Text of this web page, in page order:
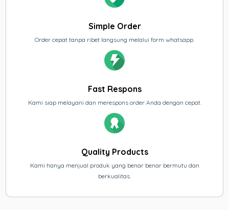
Simple Order
Order cepat tanpa ribet langsung melalui form whatsapp.
Fast Respons
Kami siap melayani dan merespons order Anda dengan cepat.
Quality Products
Kami hanya menjual produk yang benar benar bermutu dan
berkualitas.